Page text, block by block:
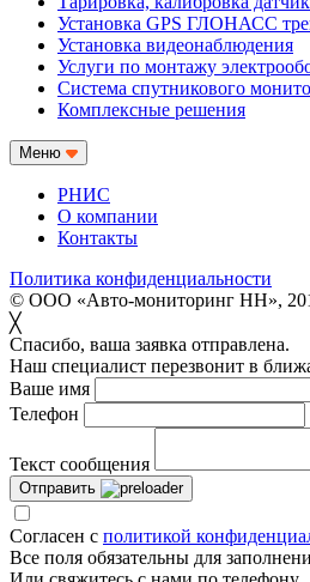
Установка GPS ГЛОНАСС
Установка видеонаблюдения
Услуги по монтажу
Система спутникового
Комплексные решения
Меню
РНИС
О компании
Контакты
Политика конфиденциальности
© ООО «Авто-мониторинг НН»,
╳
Спасибо, ваша заявка отправлена.
Наш специалист перезвонит в
Ваше имя
Телефон
Текст сообщения
Отправить
Согласен с политикой
Все поля обязательны для